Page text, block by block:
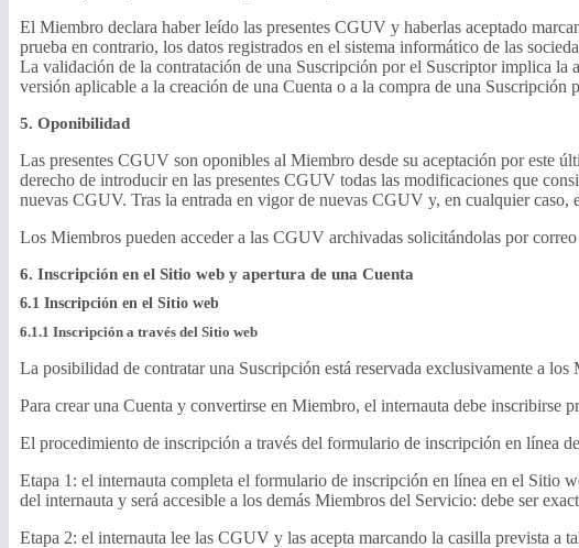
El Miembro declara haber leído las presentes CGUV y haberlas aceptado
prueba en contrario, los datos registrados en el sistema informático de las
La validación de la contratación de una Suscripción por el Suscriptor implica la
versión aplicable a la creación de una Cuenta o a la compra de una
5. Oponibilidad
Las presentes CGUV son oponibles al Miembro desde su aceptación por este
derecho de introducir en las presentes CGUV todas las modificaciones que
nuevas CGUV. Tras la entrada en vigor de nuevas CGUV y, en cualquier
Los Miembros pueden acceder a las CGUV archivadas solicitándolas por
6. Inscripción en el Sitio web y apertura de una Cuenta
6.1 Inscripción en el Sitio web
6.1.1 Inscripción a través del Sitio web
La posibilidad de contratar una Suscripción está reservada exclusivamente a los
Para crear una Cuenta y convertirse en Miembro, el internauta debe inscribirse
El procedimiento de inscripción a través del formulario de inscripción en línea
Etapa 1: el internauta completa el formulario de inscripción en línea en el Sitio
del internauta y será accesible a los demás Miembros del Servicio: debe ser
Etapa 2: el internauta lee las CGUV y las acepta marcando la casilla prevista a